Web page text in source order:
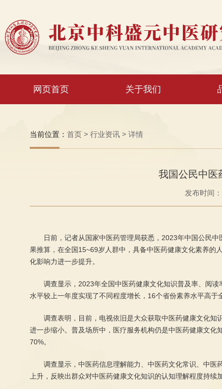
网页首页 关于我们
当前位置： 首页 > 行业资讯 > 详情
我国公民中医
发布时间
日前，记者从国家中医药管理局获悉，2023年中国公民
果推算，在全国15~69岁人群中，具备中医药健康文化素养的
化影响力进一步提升。
调查显示，2023年全国中医药健康文化知识普及率、阅
水平较上一年度实现了不同程度增长，16个省份素养水平高
调查表明，目前，电视依旧是大众获取中医药健康文化
进一步缩小。普及场所中，医疗服务机构仍是中医药健康文
70%。
调查显示，中医药信息理解能力、中医药文化常识、中
上升，反映出群众对中医药健康文化知识的认知理解程度持